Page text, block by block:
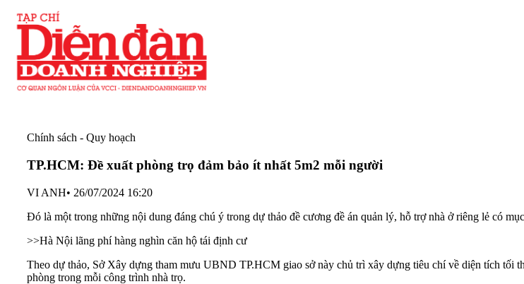
Chính sách - Quy hoạch
TP.HCM: Đề xuất phòng trọ đảm bảo ít nhất 5m2 mỗi người
VI ANH• 26/07/2024 16:20
Đó là một trong những nội dung đáng chú ý trong dự thảo đề cương đề án quản lý, hỗ trợ nhà ở riêng lẻ có
>>Hà Nội lãng phí hàng nghìn căn hộ tái định cư
Theo dự thảo, Sở Xây dựng tham mưu UBND TP.HCM giao sở này chủ trì xây dựng tiêu chí về diện tích tối
phòng trong mỗi công trình nhà trọ.